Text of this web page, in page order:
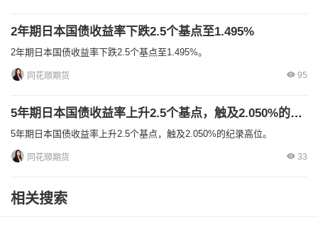
2年期日本国债收益率下跌2.5个基点至1.495%
2年期日本国债收益率下跌2.5个基点至1.495%。
同花顺期货 95
5年期日本国债收益率上升2.5个基点，触及2.050%的纪录高位
5年期日本国债收益率上升2.5个基点，触及2.050%的纪录高位。
同花顺期货 33
相关搜索